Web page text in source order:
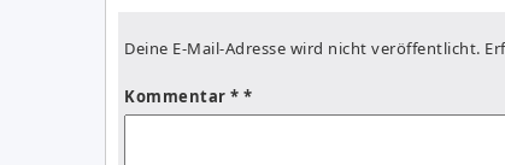
Deine E-Mail-Adresse wird nicht veröffentlicht.
Kommentar *